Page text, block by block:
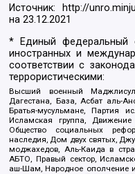
Источник: http://
на23.12.2021
* Единый федеральный
иностранных и
соответствии с
террористическими:
Высший военный
Дагестана, База, Асбат аль-
Братья-мусульмане, Партия
Исламская группа,
Общество социальных
наследия, Дом двух святых,
моджахедов, Аль-Каида в
АБТО, Правый сектор,
аш-Шам, Народное ополчение